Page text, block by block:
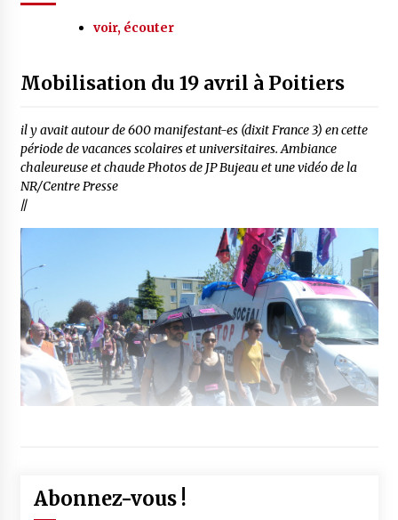
voir, écouter
Mobilisation du 19 avril à Poitiers
il y avait autour de 600 manifestant-es (dixit France 3) en cette
période de vacances scolaires et universitaires. Ambiance
chaleureuse et chaude Photos de JP Bujeau et une vidéo de la
NR/Centre Presse
//
Abonnez-vous !